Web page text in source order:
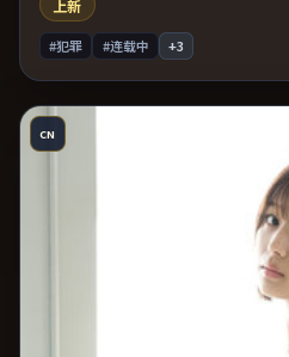
上新
#犯罪 #连载中 +3
CN